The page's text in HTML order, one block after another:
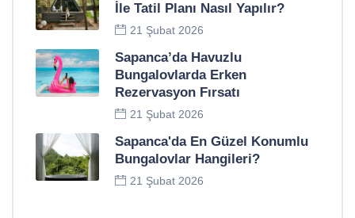
İle Tatil Planı Nasıl Yapılır?
21 Şubat 2026
Sapanca’da Havuzlu
Bungalovlarda Erken
Rezervasyon Fırsatı
21 Şubat 2026
Sapanca'da En Güzel Konumlu
Bungalovlar Hangileri?
21 Şubat 2026